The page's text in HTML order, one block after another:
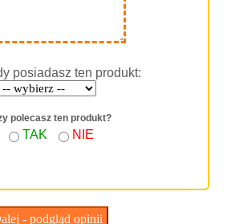
posiadasz ten produkt:
polecasz ten produkt?
TAK NIE